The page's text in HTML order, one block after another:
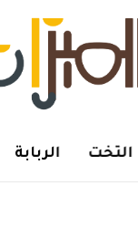
التخت الربابة